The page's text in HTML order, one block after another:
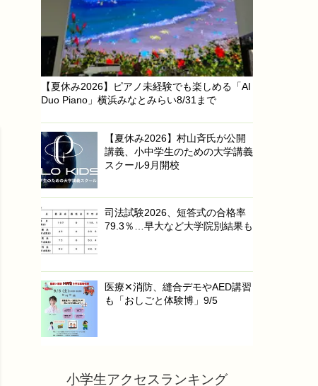
【夏休み2026】ピアノ未経験でも楽しめる「AI
Duo Piano」横浜みなとみらい8/31まで
【夏休み2026】村山斉氏が公開
講義、小中学生のための大学講義
スクール9月開校
司法試験2026、短答式の合格率
79.3％…早大など大学院別結果も
医療✕消防、縫合デモやAED講習
も「おしごと体験博」9/5
小学生アクセスランキング